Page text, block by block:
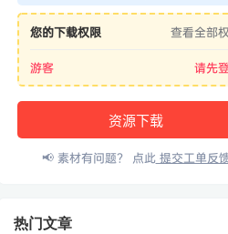
您的下载权限 查看全部
游客 请先
资源下载
📢 素材有问题？ 点此提交工单反
热门文章